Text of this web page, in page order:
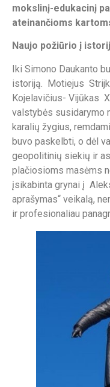
mokslinį-edukacinį
ateinančioms
Naujo požiūrio į
Iki Simono Daukanto
istoriją. Motiejus
Kojelavičius- Vijūkas
valstybės susidarymo
karalių žygius,
buvo paskelbti, o dėl
geopolitinių siekių ir
plačiosioms masėms
įsikabinta grynai į
aprašymas“ veikalą,
ir profesionaliau